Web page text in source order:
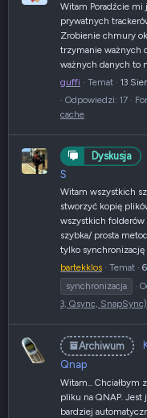
Witam Poradźcie mi
prywatnych
Zrobienie chmury
trzymanie ważnych
ważnych danych to
guffi
Temat 13
Odpowiedzi: 17
cache
Dyskusja
S
Witam wszystkich
stworzyć kopię
wszystkich folderów
szybka/ prosta
tylko synchronizację
bartekklos
Temat
synchronizacja
3, Qsync, SnapSync)
Archiwum
Qnap
Witam... Chciałbym
pliku na QNAP.
bardziej